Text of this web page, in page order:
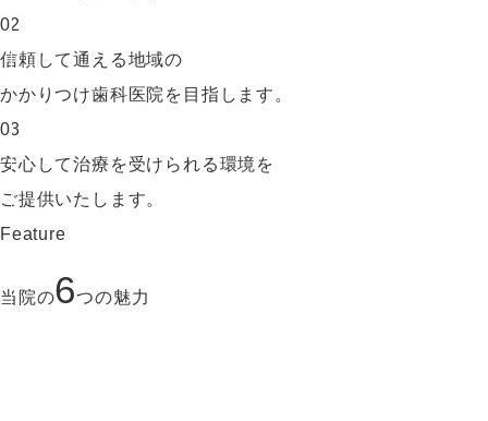
02
信頼して通える地域の
かかりつけ歯科医院を目指します。
03
安心して治療を受けられる環境を
ご提供いたします。
Feature
当院の6つの魅力